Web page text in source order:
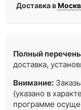
Доставка в
Полный
доставка,
Внимание:
(указано в
программе